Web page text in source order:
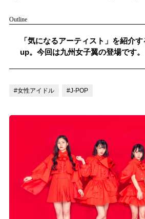
人気ワード
#男性SSW #ポップス #女性SSW
MENU
記事一覧
LINK
muevoクラウドファンディング
Outline
「気になるアーティスト」を紹介
up。今回は九州女子翼の登場です。
#女性アイドル #J-POP